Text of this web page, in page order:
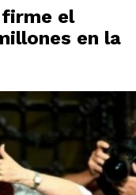
firme el
en la